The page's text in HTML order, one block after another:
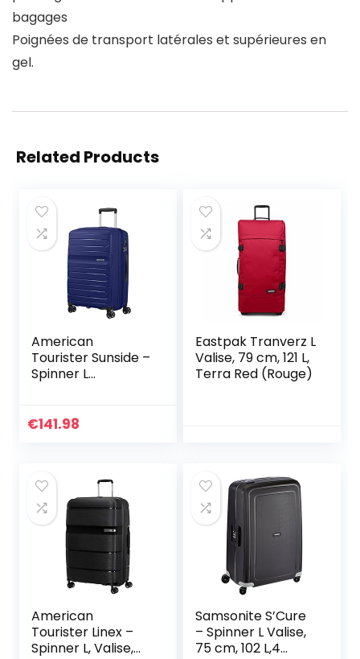
bagages
Poignées de transport latérales et supérieures en
gel.
Related Products
American
Tourister Sunside –
Spinner L
Bleu (Dark Navy)
€141.98
Eastpak Tranverz L
Valise, 79 cm, 121 L,
Terra Red (Rouge)
American
Tourister Linex –
Spinner L, Valise,
Samsonite S’Cure
– Spinner L Valise,
75 cm, 102 L,4